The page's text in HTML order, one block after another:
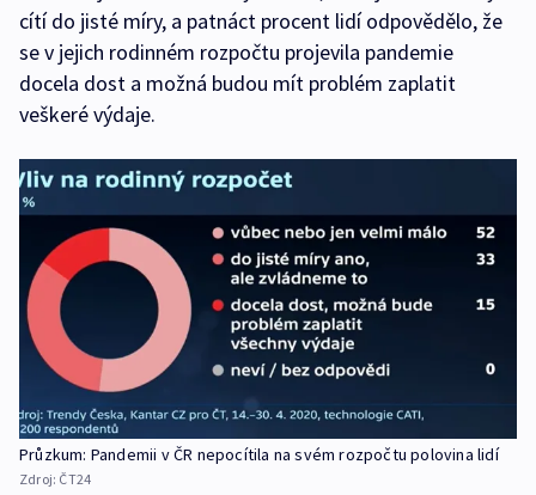
cítí do jisté míry, a patnáct procent lidí odpovědělo, že
se v jejich rodinném rozpočtu projevila pandemie
docela dost a možná budou mít problém zaplatit
veškeré výdaje.
Průzkum: Pandemii v ČR nepocítila na svém rozpočtu polovina lidí
Zdroj: ČT24